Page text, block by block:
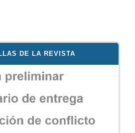
DE LA REVISTA